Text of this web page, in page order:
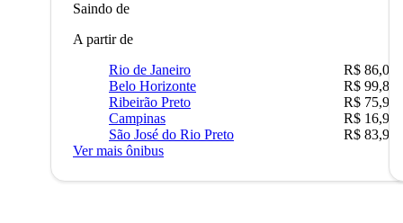
Saindo de
A partir de
Rio de Janeiro
R$ 86,00
Belo Horizonte
R$ 99,89
Ribeirão Preto
R$ 75,90
Campinas
R$ 16,90
São José do Rio Preto
R$ 83,90
Ver mais ônibus